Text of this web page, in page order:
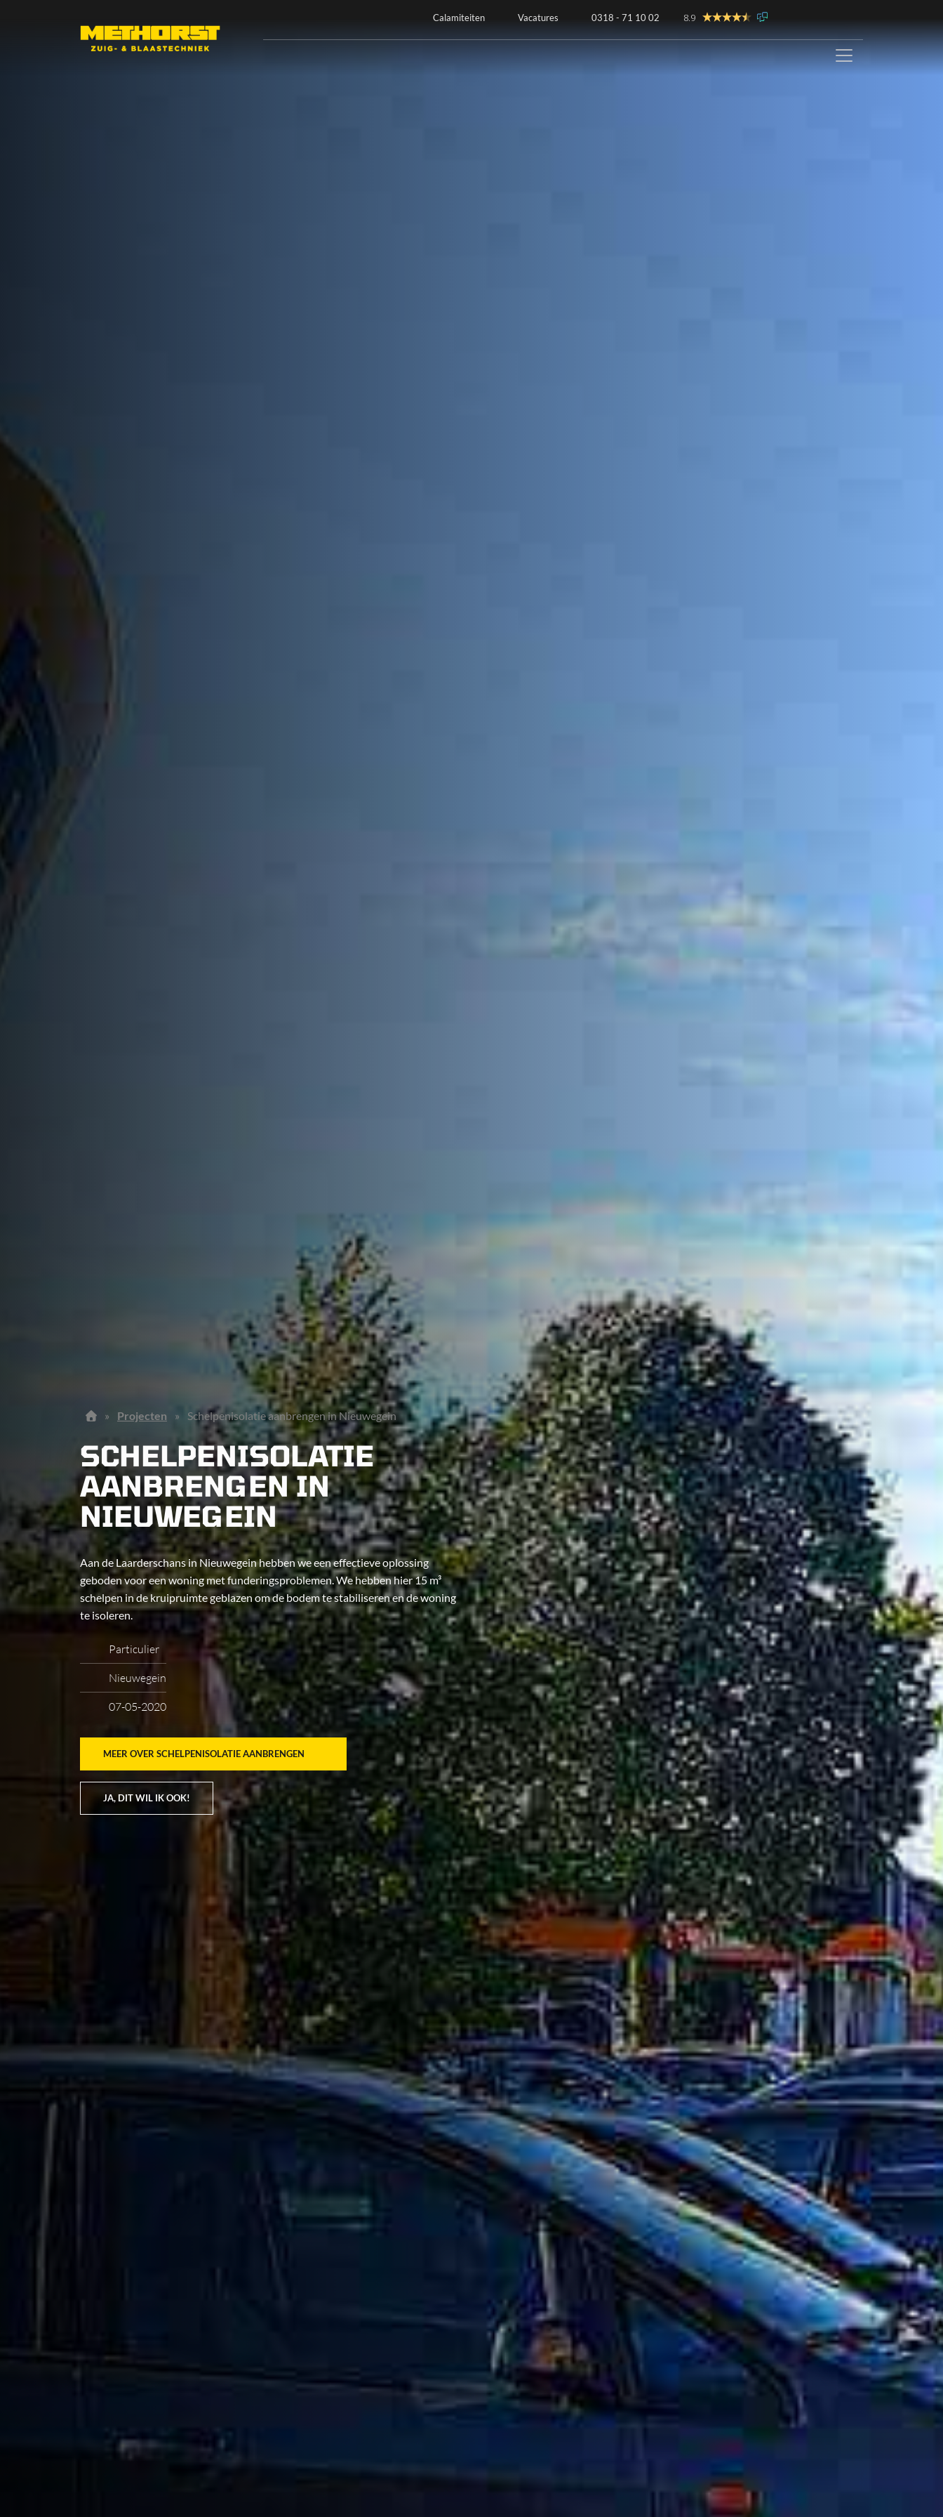
Calamiteiten Vacatures 0318 - 71 10 02 8.9
» Projecten » Schelpenisolatie aanbrengen in Nieuwegein
SCHELPENISOLATIE
AANBRENGEN IN
NIEUWEGEIN
Aan de Laarderschans in Nieuwegein hebben we een effectieve oplossing
geboden voor een woning met funderingsproblemen. We hebben hier 15 m³
schelpen in de kruipruimte geblazen om de bodem te stabiliseren en de woning
te isoleren.
Particulier
Nieuwegein
07-05-2020
MEER OVER SCHELPENISOLATIE AANBRENGEN
JA, DIT WIL IK OOK!